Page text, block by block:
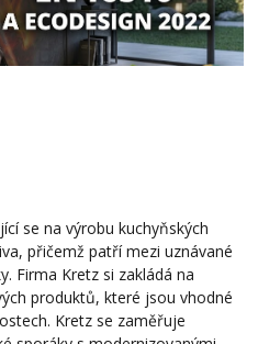
se na výrobu kuchyňských
přičemž patří mezi uznávané
Firma Kretz si zakládá na
produktů, které jsou vhodné
Kretz se zaměřuje